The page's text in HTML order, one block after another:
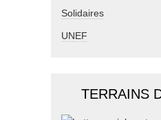
Solidaires
UNEF
TERRAINS